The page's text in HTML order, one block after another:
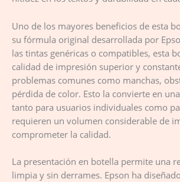
Uno de los mayores beneficios de esta
su fórmula original desarrollada por
las tintas genéricas o compatibles, esta
calidad de impresión superior y
problemas comunes como manchas,
pérdida de color. Esto la convierte en
tanto para usuarios individuales como
requieren un volumen considerable de
comprometer la calidad.
La presentación en botella permite una
limpia y sin derrames. Epson ha